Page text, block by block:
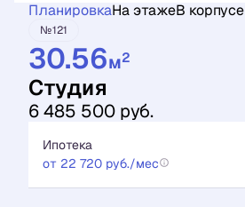
ПланировкаНа этажеВ корпусе
№121
30.56м2
Студия
6 485 500 руб.
Ипотека
от 22 720 руб./мес